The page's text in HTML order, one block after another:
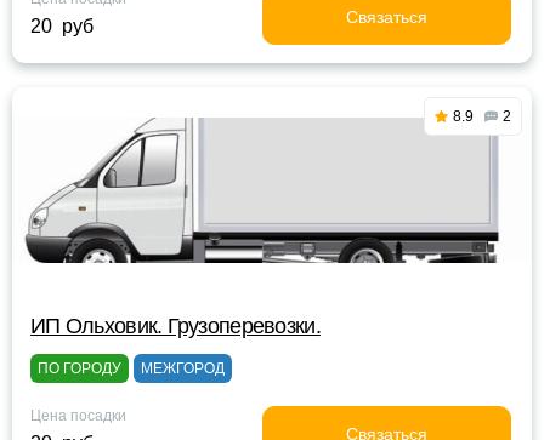
20 руб Связаться
8.9 2
ИП Ольховик. Грузоперевозки.
ПО ГОРОДУ МЕЖГОРОД
Цена посадки
Связаться